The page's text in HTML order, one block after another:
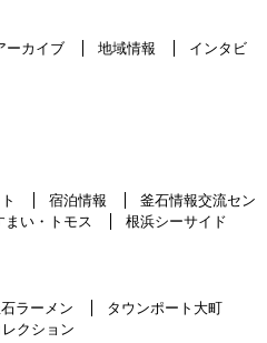
ーカイブ 地域情報
インタビ
宿泊情報
釜石情報交流セン
まい・トモス
根浜シーサイド
ラーメン
タウンポート大町
クション